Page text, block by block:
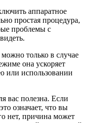
аппаратное
простая процедура,
проблемы с
только в случае
она ускоряет
или использовании
вас полезна. Если
означает, что вы
нет, причина может